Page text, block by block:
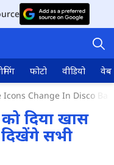
फोटो वीडियो वेब
Icons Change In Disco
दिया खास
दिखेंगे सभी